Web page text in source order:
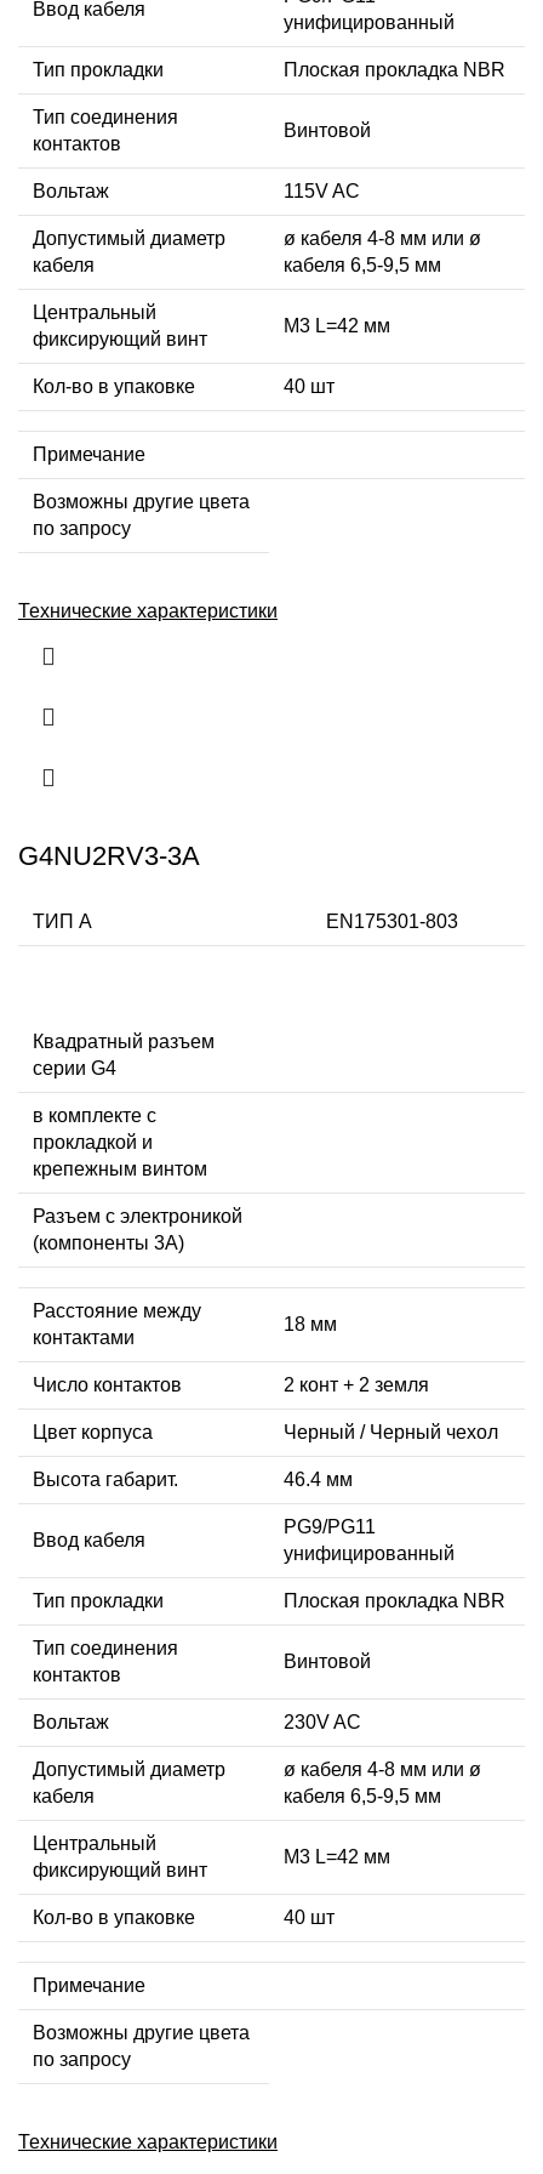
Ввод кабеля
унифицированный
Тип прокладки Плоская прокладка NBR
Тип соединения
контактов
Винтовой
Вольтаж 115V AC
Допустимый диаметр
кабеля
ø кабеля 4-8 мм или ø
кабеля 6,5-9,5 мм
Центральный
фиксирующий винт
М3 L=42 мм
Кол-во в упаковке 40 шт
Примечание
Возможны другие цвета
по запросу
Технические характеристики
G4NU2RV3-3A
ТИП А EN175301-803
Квадратный разъем
серии G4
в комплекте с
прокладкой и
крепежным винтом
Разъем с электроникой
(компоненты 3A)
Расстояние между
контактами
18 мм
Число контактов 2 конт + 2 земля
Цвет корпуса Черный / Черный чехол
Высота габарит. 46.4 мм
Ввод кабеля
PG9/PG11
унифицированный
Тип прокладки Плоская прокладка NBR
Тип соединения
контактов
Винтовой
Вольтаж 230V AC
Допустимый диаметр
кабеля
ø кабеля 4-8 мм или ø
кабеля 6,5-9,5 мм
Центральный
фиксирующий винт
М3 L=42 мм
Кол-во в упаковке 40 шт
Примечание
Возможны другие цвета
по запросу
Технические характеристики